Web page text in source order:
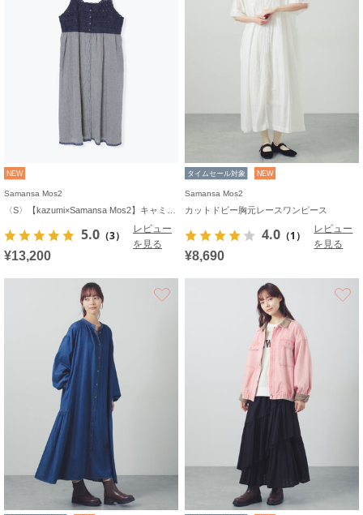
NEW
Samansa Mos2
5.0 （3）
レビュー
を見る
¥13,200
タイムセール対象 NEW
Samansa Mos2
カットドビー胸元レースワンピース
4.0 （1）
レビュー
を見る
¥8,690